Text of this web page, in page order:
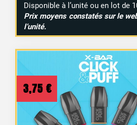
Disponible à l’unité ou en lot de
Prix moyens constatés sur le
l’unité.
3,75 €